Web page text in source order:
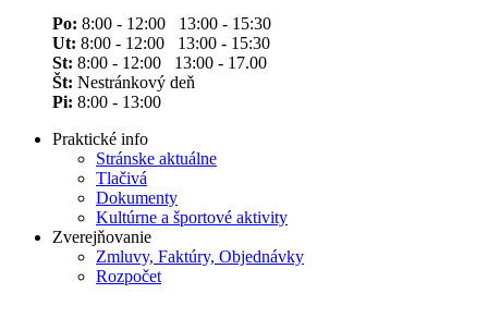
Po: 8:00 - 12:00 13:00 - 15:30
Ut: 8:00 - 12:00 13:00 - 15:30
St: 8:00 - 12:00 13:00 - 17.00
Št: Nestránkový deň
Pi: 8:00 - 13:00
Praktické info
Stránske aktuálne
Tlačivá
Dokumenty
Kultúrne a športové aktivity
Zverejňovanie
Zmluvy, Faktúry, Objednávky
Rozpočet